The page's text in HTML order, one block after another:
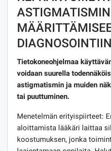
ASTIGMATISMIN
Tietokoneohjelmaa
voidaan suurella
astigmatismin ja muiden
tai puuttuminen.
Menetelmän erityispiirteet:
aloittamista lääkäri laittaa
koostumuksen, jonka